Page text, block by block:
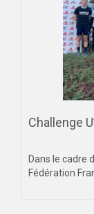
Challenge
Dans le cadre
Fédération